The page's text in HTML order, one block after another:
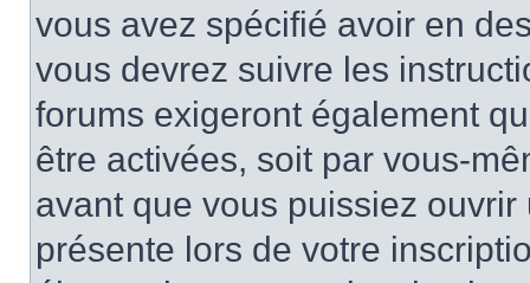
vous avez spécifié avoir en
vous devrez suivre les
forums exigeront également
être activées, soit par vous-
avant que vous puissiez
présente lors de votre